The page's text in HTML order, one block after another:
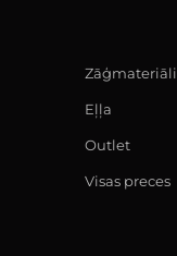
Zāģmateriāli
Eļļa
Outlet
Visas preces